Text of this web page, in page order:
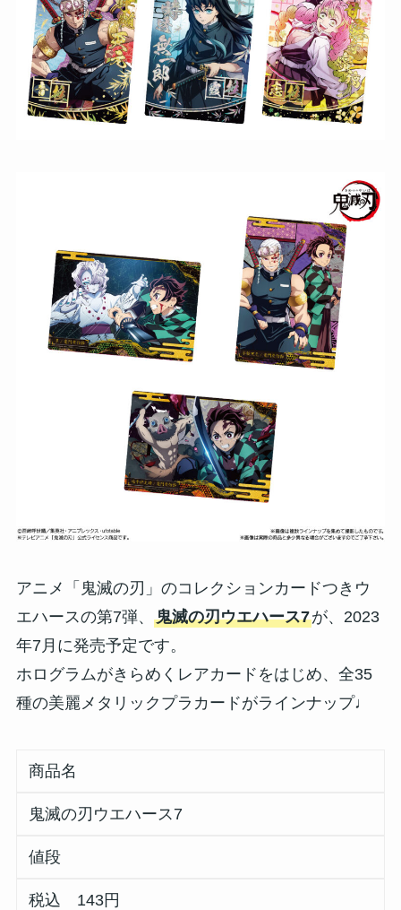
アニメ「鬼滅の刃」のコレクションカードつきウ
エハースの第7弾、 鬼滅の刃ウエハース7が、2023
年7月に発売予定です。
ホログラムがきらめくレアカードをはじめ、全35
種の美麗メタリックプラカードがラインナップ♩
商品名
鬼滅の刃ウエハース7
値段
税込 143円